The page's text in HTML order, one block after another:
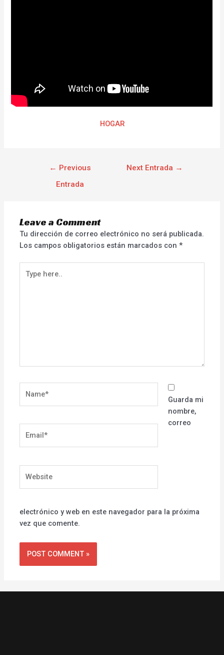
HOGAR
← Previous
Entrada
Next Entrada →
Leave a Comment
Tu dirección de correo electrónico no será publicada.
Los campos obligatorios están marcados con*
here..
Guarda mi
nombre,
correo
electrónico y web en este navegador para la próxima
vez que comente.